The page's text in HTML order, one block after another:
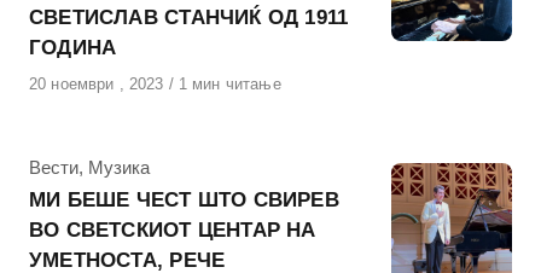
СВЕТИСЛАВ СТАНЧИЌ ОД 1911
ГОДИНА
Објавено
20 ноември , 2023 1 мин читање
КАтегорија
Вести, Музика
МИ БЕШЕ ЧЕСТ ШТО СВИРЕВ
ВО СВЕТСКИОТ ЦЕНТАР НА
УМЕТНОСТА, РЕЧЕ